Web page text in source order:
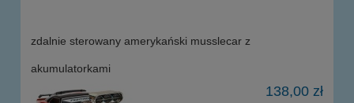
zdalnie sterowany amerykański musslecar z
akumulatorkami
138,00 zł